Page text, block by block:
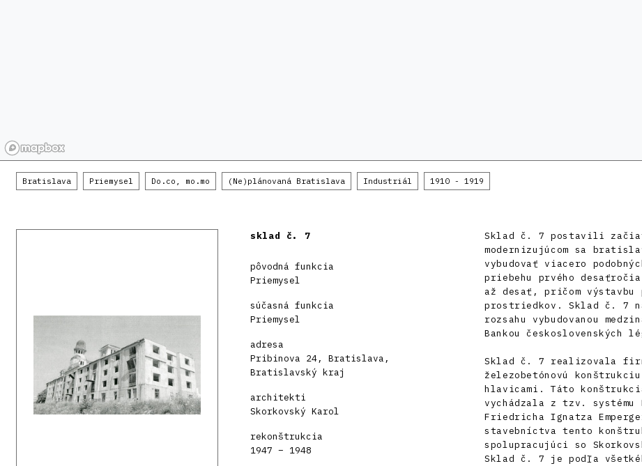
Bratislava Priemysel Do.co, mo.mo (Ne)plánovaná Bratislava Industriál 1910 - 1919
sklad č. 7
pôvodná funkcia
Priemysel
súčasná funkcia
Priemysel
adresa
Pribinova 24, Bratislava,
Bratislavský kraj
architekti
Skorkovský Karol
rekonštrukcia
1947 – 1948
Sklad č. 7 postavili
modernizujúcom sa
vybudovať viacero
priebehu prvého
až desať, pričom
prostriedkov. Sklad č. 7
rozsahu vybudovanou
Bankou československých
Sklad č. 7 realizovala
železobetónovú
hlavicami. Táto
vychádzala z tzv. systému
Friedricha Ignatza
stavebníctva tento
spolupracujúci so
Sklad č. 7 je podľa